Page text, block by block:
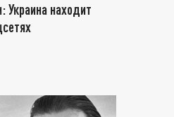
Украина находит